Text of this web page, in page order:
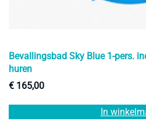
Bevallingsbad Sky Blue 1-pers.
huren
€ 165,00
In